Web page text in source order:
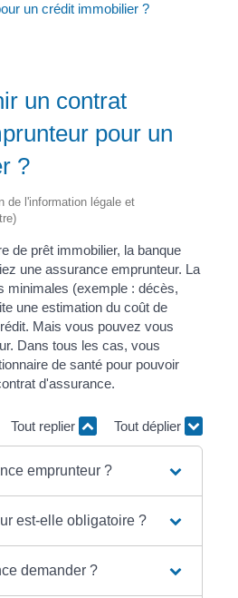
un crédit immobilier ?
un contrat
pour un
?
de l'information légale et
de prêt immobilier, la banque
une assurance emprunteur. La
minimales (exemple : décès,
une estimation du coût de
Mais vous pouvez vous
Dans tous les cas, vous
de santé pour pouvoir
d'assurance.
Tout replier Tout déplier
emprunteur ?
est-elle obligatoire ?
demander ?